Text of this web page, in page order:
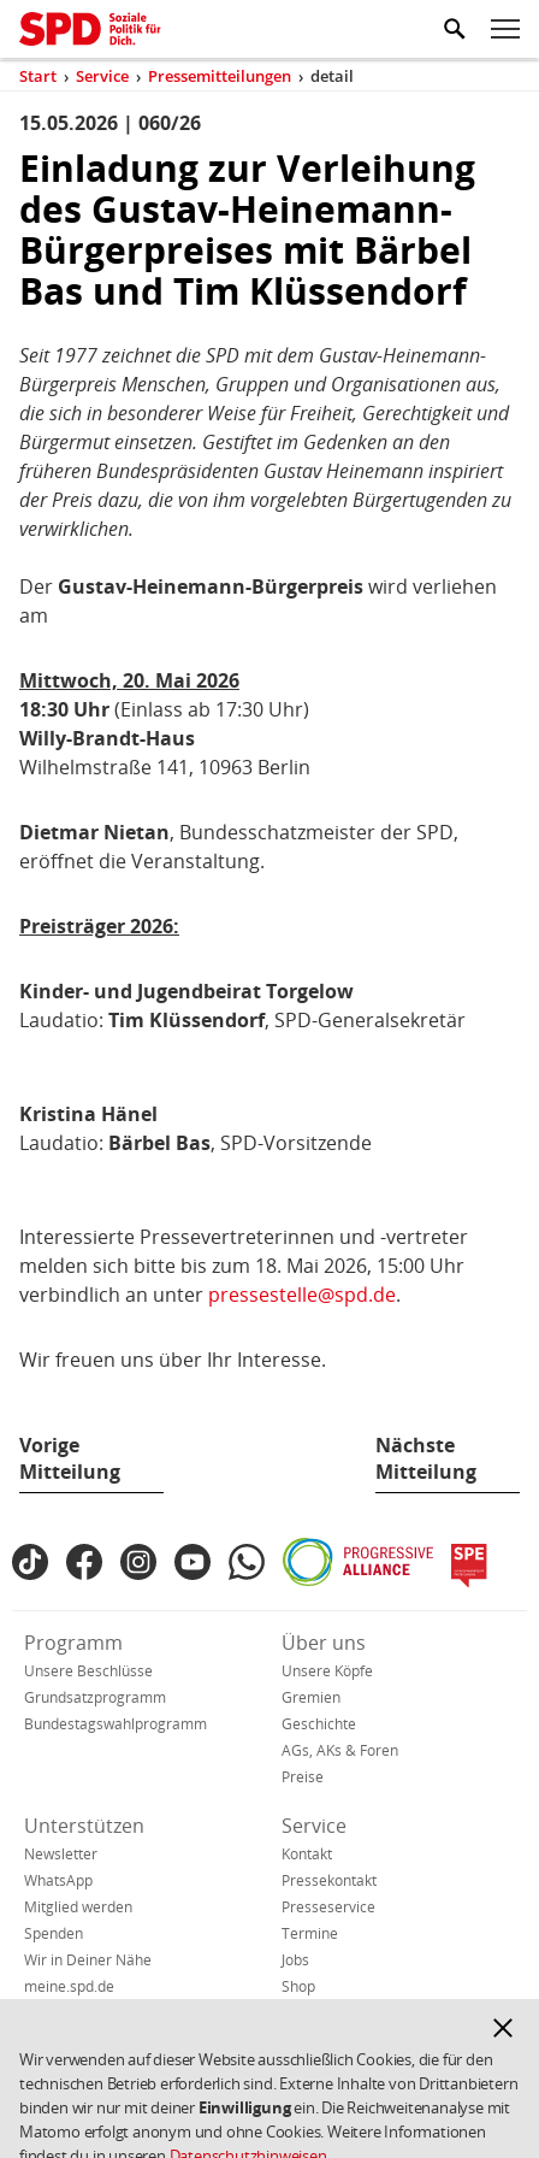
Wir verwenden auf dieser Website ausschließlich Cookies, die für den
technischen Betrieb erforderlich sind. Externe Inhalte von Drittanbietern
binden wir nur mit deiner Einwilligungein. Die Reichweitenanalyse mit
Matomo erfolgt anonym und ohne Cookies. Weitere Informationen
Kopfbereich
Sprungmarken-
Navigation
Zum Inhaltsbereich der Seite
Hauptnavigation
Sie
sind
Start › Service › Pressemitteilungen › detail
Inhaltsbereich
Pressemitteilung
15.05.2026 | 060/26
Einladung zur Verleihung
des Gustav-Heinemann-
Bürgerpreises mit Bärbel
Bas und Tim Klüssendorf
Seit 1977 zeichnet die SPD mit dem Gustav-Heinemann-
Bürgerpreis Menschen, Gruppen und Organisationen aus,
die sich in besonderer Weise für Freiheit, Gerechtigkeit und
Bürgermut einsetzen. Gestiftet im Gedenken an den
früheren Bundespräsidenten Gustav Heinemann inspiriert
der Preis dazu, die von ihm vorgelebten Bürgertugenden zu
verwirklichen.
Der Gustav-Heinemann-Bürgerpreiswird verliehen
am
Mittwoch, 20. Mai 2026
18:30 Uhr(Einlass ab 17:30 Uhr)
Willy-Brandt-Haus
Wilhelmstraße 141, 10963 Berlin
Dietmar Nietan, Bundesschatzmeister der SPD,
eröffnet die Veranstaltung.
Preisträger 2026:
Kinder- und Jugendbeirat Torgelow
Laudatio: Tim Klüssendorf, SPD-Generalsekretär
Kristina Hänel
Laudatio: Bärbel Bas, SPD-Vorsitzende
Interessierte Pressevertreterinnen und -vertreter
melden sich bitte bis zum 18. Mai 2026, 15:00 Uhr
verbindlich an unter pressestelle@spd.de.
Wir freuen uns über Ihr Interesse.
Vorige
Mitteilung
Nächste
Mitteilung
Fußbereich
SPD
sozialen
Netzwerken
TikTokFacebookInstagramYouTubeWhatsAppProgressive
Alliance
Verkürzte
Navigation
Programm
Unsere Beschlüsse
Grundsatzprogramm
Bundestagswahlprogramm
Über uns
Unsere Köpfe
Gremien
Geschichte
AGs, AKs & Foren
Preise
Unterstützen
Newsletter
WhatsApp
Mitglied werden
Spenden
Wir in Deiner Nähe
meine.spd.de
Service
Kontakt
Pressekontakt
Presseservice
Termine
Jobs
Shop
Weiterführende
Links/Kleingedrucktes
Impressum
Datenschutz
Kontakt
AGB
Cookies
Copyright 2026 SPD